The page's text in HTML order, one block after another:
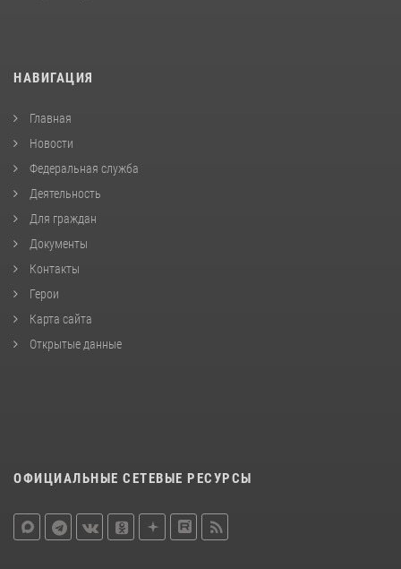
НАВИГАЦИЯ
Главная
Новости
Федеральная служба
Деятельность
Для граждан
Документы
Контакты
Герои
Карта сайта
Открытые данные
ОФИЦИАЛЬНЫЕ СЕТЕВЫЕ РЕСУРСЫ